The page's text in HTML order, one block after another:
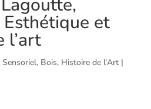
et
l’art
, Bois, Histoire de l'Art|